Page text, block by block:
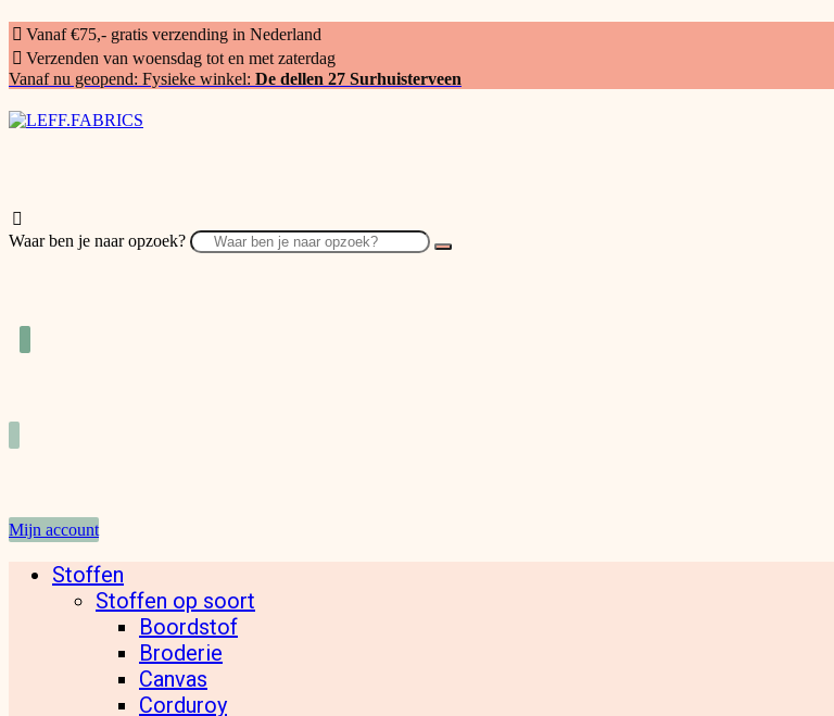
Vanaf €75,- gratis verzending in Nederland
Verzenden van woensdag tot en met zaterdag
Vanaf nu geopend: Fysieke winkel: De dellen 27 Surhuisterveen
Waar ben je naar opzoek?
Mijn account
Stoffen
Stoffen op soort
Boordstof
Broderie
Canvas
Corduroy